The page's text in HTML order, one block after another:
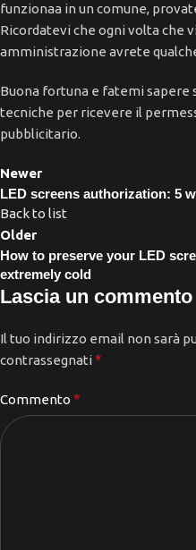
funzionaa in un comune,
Ricordatevi che ogni volta che
amministrazione avrete
Buona fortuna e fatemi sapere
tecniche per ricevere il
pubblicitario.
Newer
LED screens authorization: 5
Back to list
Older
How to preserve your LED
extremely cold
Lascia un commento
Il tuo indirizzo email non sarà
contrassegnati*
Commento *